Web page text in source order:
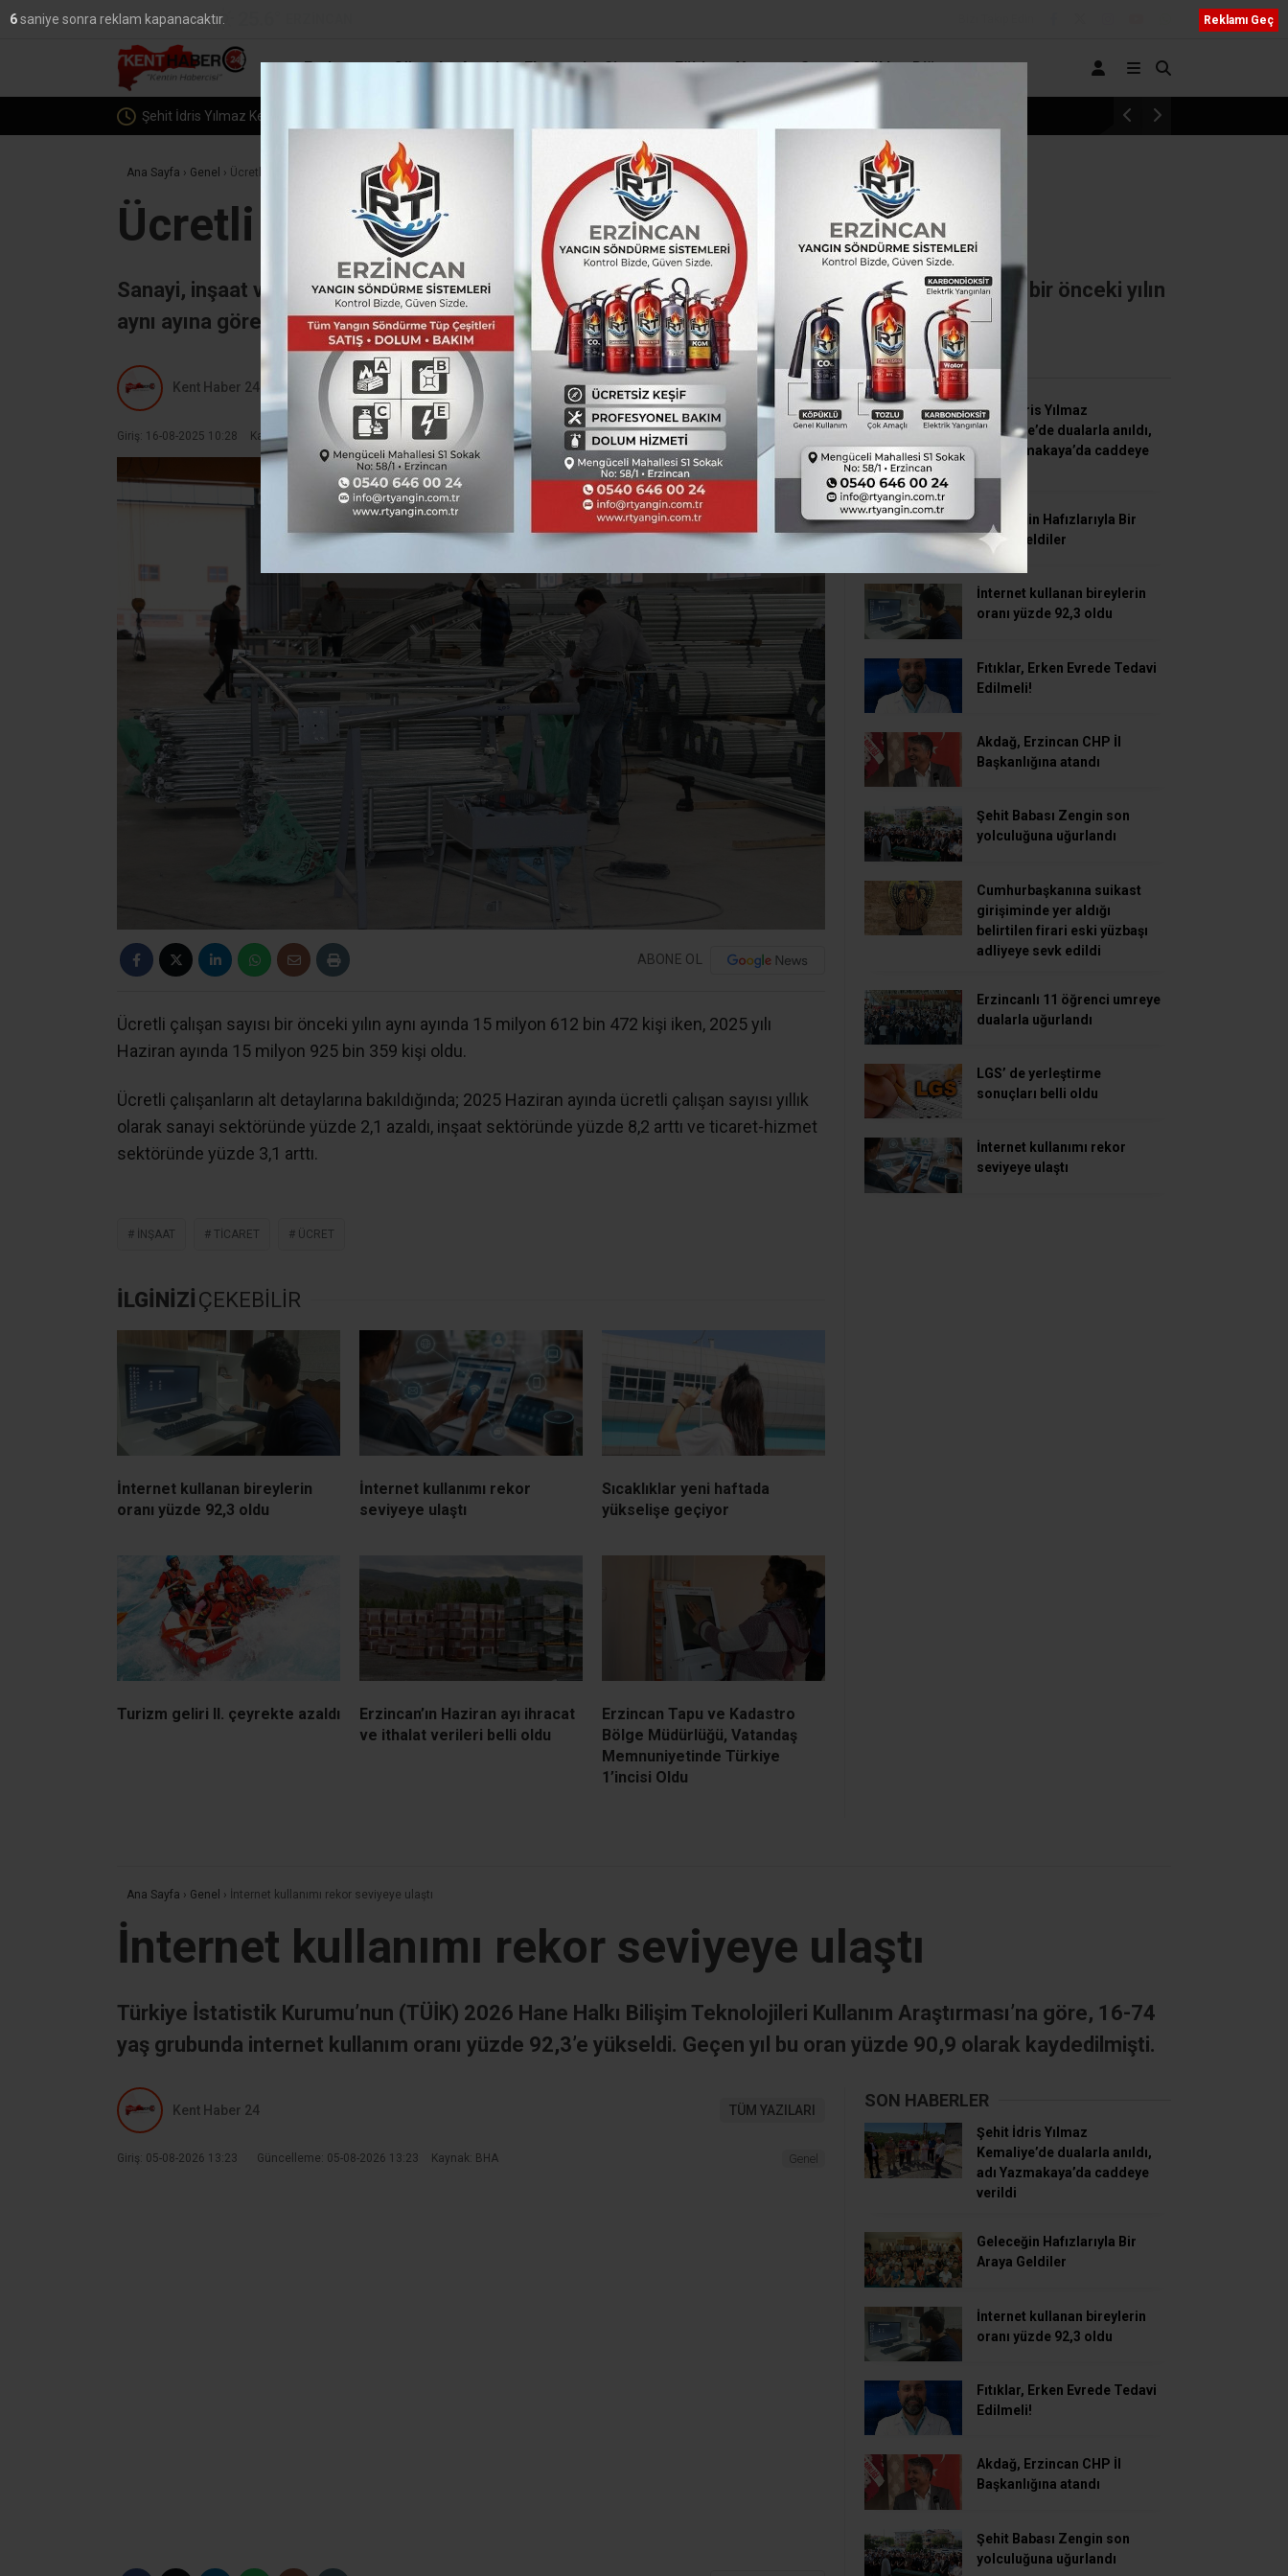
YAZARLAR
Erzincan Güncel Asayiş Ekonomi Siyaset Eğitim Yaşam Spor Sağlık Diğer
Şehit İdris Yılmaz Kemaliye’de dualarla anıldı, adı Yazmakaya’da caddeye verildi Geleceğin Hafızlarıyla Bir Araya Geldiler
Ana Sayfa › Genel › Ücretli çalışan sayısı arttı
Ücretli çalışan sayısı arttı
Sanayi, inşaat ve ticaret-hizmet sektörleri toplamında ücretli çalışan sayısı 2025 Haziran ayında bir önceki yılın
aynı ayına göre yüzde 2,0 arttı.
Kent Haber 24 TÜM YAZILARI
Giriş: 16-08-2025 10:28 Kaynak: Hasan Çakmak
ABONE OL
Ücretli çalışan sayısı bir önceki yılın aynı ayında 15 milyon 612 bin 472 kişi iken, 2025 yılı
Haziran ayında 15 milyon 925 bin 359 kişi oldu.
Ücretli çalışanların alt detaylarına bakıldığında; 2025 Haziran ayında ücretli çalışan sayısı yıllık
olarak sanayi sektöründe yüzde 2,1 azaldı, inşaat sektöründe yüzde 8,2 arttı ve ticaret-hizmet
sektöründe yüzde 3,1 arttı.
INŞAAT TICARET ÜCRET
İLGİNİZİ ÇEKEBİLİR
İnternet kullanan bireylerin
oranı yüzde 92,3 oldu
İnternet kullanımı rekor
seviyeye ulaştı
Sıcaklıklar yeni haftada
yükselişe geçiyor
Turizm geliri II. çeyrekte azaldı
Erzincan’ın Haziran ayı ihracat
ve ithalat verileri belli oldu
Erzincan Tapu ve Kadastro
Bölge Müdürlüğü, Vatandaş
Memnuniyetinde Türkiye
1’incisi Oldu
SON HABERLER
Şehit İdris Yılmaz
Kemaliye’de dualarla anıldı,
adı Yazmakaya’da caddeye
Geleceğin Hafızlarıyla Bir
Araya Geldiler
İnternet kullanan bireylerin
oranı yüzde 92,3 oldu
Fıtıklar, Erken Evrede Tedavi
Edilmeli!
Akdağ, Erzincan CHP İl
Başkanlığına atandı
Şehit Babası Zengin son
yolculuğuna uğurlandı
Cumhurbaşkanına suikast
girişiminde yer aldığı
belirtilen firari eski yüzbaşı
adliyeye sevk edildi
Erzincanlı 11 öğrenci umreye
dualarla uğurlandı
LGS’ de yerleştirme
sonuçları belli oldu
İnternet kullanımı rekor
seviyeye ulaştı
Ana Sayfa › Genel › İnternet kullanımı rekor seviyeye ulaştı
İnternet kullanımı rekor seviyeye ulaştı
Türkiye İstatistik Kurumu’nun (TÜİK) 2026 Hane Halkı Bilişim Teknolojileri Kullanım Araştırması’na göre, 16-74
yaş grubunda internet kullanım oranı yüzde 92,3’e yükseldi. Geçen yıl bu oran yüzde 90,9 olarak kaydedilmişti.
Kent Haber 24 TÜM YAZILARI
Giriş: 05-08-2026 13:23 Güncelleme: 05-08-2026 13:23 Kaynak: BHA Genel
SON HABERLER
Şehit İdris Yılmaz
Kemaliye’de dualarla anıldı,
adı Yazmakaya’da caddeye
verildi
Geleceğin Hafızlarıyla Bir
Araya Geldiler
İnternet kullanan bireylerin
oranı yüzde 92,3 oldu
Fıtıklar, Erken Evrede Tedavi
Edilmeli!
Akdağ, Erzincan CHP İl
Başkanlığına atandı
Şehit Babası Zengin son
yolculuğuna uğurlandı
5saniye sonra reklam kapanacaktır. Reklamı Geç